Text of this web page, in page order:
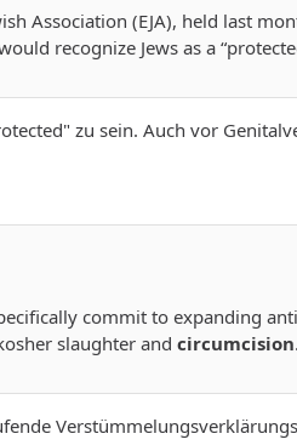
Association (EJA), held last
recognize Jews as a
zu sein. Auch vor
commit to expanding
slaughter and circumcision.